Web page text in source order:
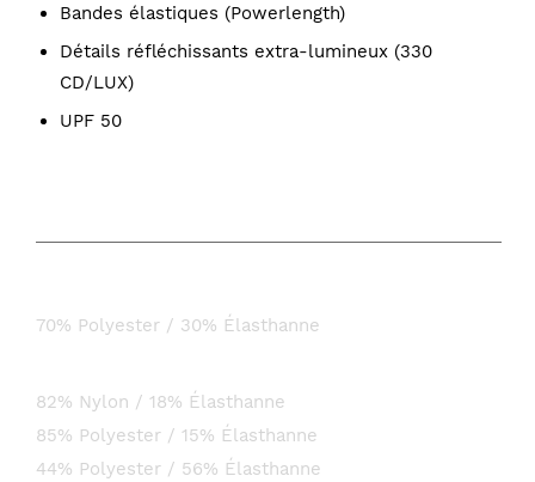
Bandes élastiques (Powerlength)
Détails réfléchissants extra-lumineux (330
CD/LUX)
UPF 50
70% Polyester / 30% Élasthanne
82% Nylon / 18% Élasthanne
85% Polyester / 15% Élasthanne
44% Polyester / 56% Élasthanne